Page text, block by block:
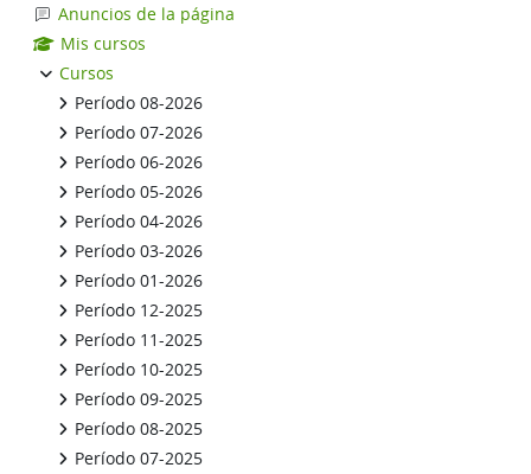
Anuncios de la página
Mis cursos
Cursos
Período 08-2026
Período 07-2026
Período 06-2026
Período 05-2026
Período 04-2026
Período 03-2026
Período 01-2026
Período 12-2025
Período 11-2025
Período 10-2025
Período 09-2025
Período 08-2025
Período 07-2025